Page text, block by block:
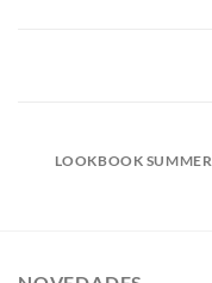
LOOKBOOK SUMMER